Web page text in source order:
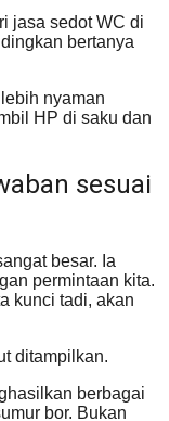
jasa sedot WC di
bertanya
nyaman
HP di saku dan
sesuai
besar. Ia
permintaan kita.
kunci tadi, akan
ditampilkan.
berbagai
bor. Bukan